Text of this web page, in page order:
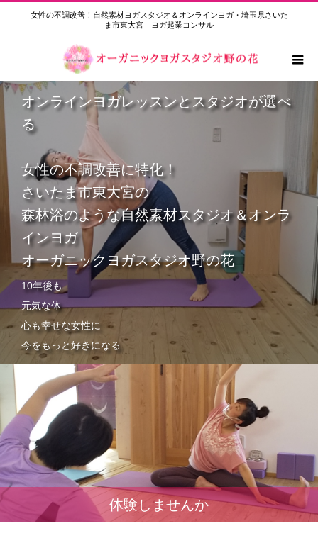
女性の不調改善！自然素材ヨガスタジオ＆オンラインヨガ・埼玉県さいた
ま市東大宮 ヨガ起業コンサル
体験しませんか